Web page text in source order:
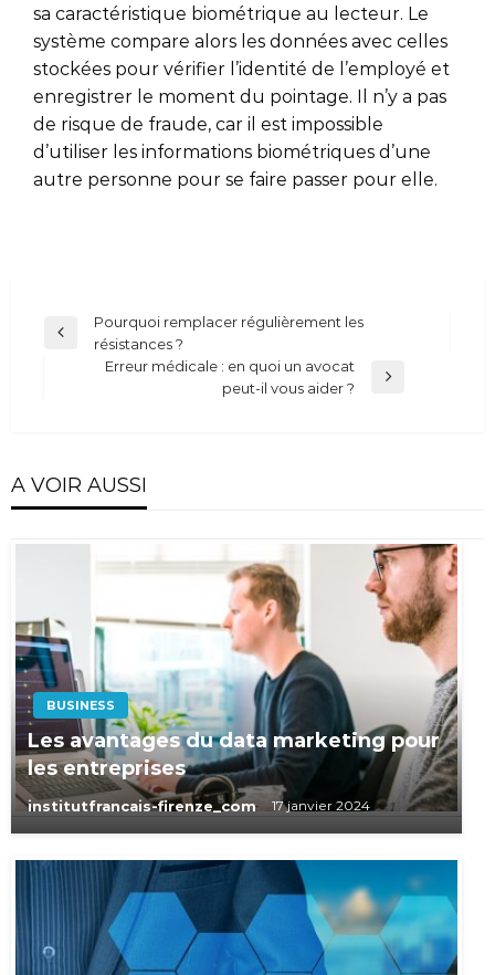
sa caractéristique biométrique au lecteur. Le
système compare alors les données avec celles
stockées pour vérifier l’identité de l’employé et
enregistrer le moment du pointage. Il n’y a pas
de risque de fraude, car il est impossible
d’utiliser les informations biométriques d’une
autre personne pour se faire passer pour elle.
Navigation
Previous
Pourquoi remplacer régulièrement les
résistances ?
Erreur médicale : en quoi un avocat
peut-il vous aider ?
A VOIR AUSSI
BUSINESS
Les avantages du data marketing pour
les entreprises
institutfrancais-firenze_com 17 janvier 2024